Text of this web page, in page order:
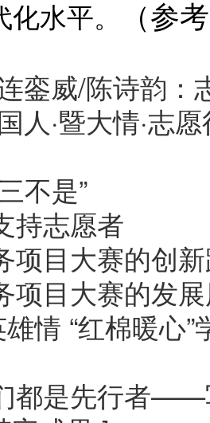
化水平。 （参
銮威/陈诗韵：
人·暨大情·志
不是”
持志愿者
项目大赛的创
项目大赛的发
情 “红棉暖心
都是先行者——